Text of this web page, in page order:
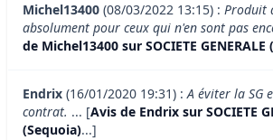
Michel13400 (08/03/2022 13:15) : Produit
absolument pour ceux qui n'en sont pas
de Michel13400 sur SOCIETE GENERALE
Endrix (16/01/2020 19:31) :A éviter la SG
contrat. ... [Avis de Endrix sur SOCIETE
(Sequoia)...]